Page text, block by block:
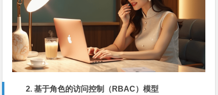
2. 基于角色的访问控制（RBAC）模型